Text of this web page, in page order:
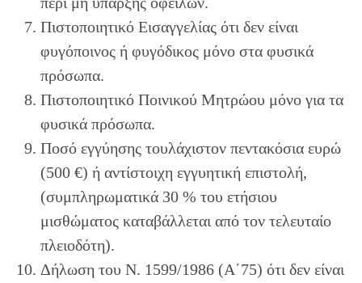
Πιστοποιητικό Εισαγγελίας ότι δεν είναι
φυγόποινος ή φυγόδικος μόνο στα φυσικά
πρόσωπα.
Πιστοποιητικό Ποινικού Μητρώου μόνο για τα
φυσικά πρόσωπα.
Ποσό εγγύησης τουλάχιστον πεντακόσια ευρώ
(500 €) ή αντίστοιχη εγγυητική επιστολή,
(συμπληρωματικά 30 % του ετήσιου
μισθώματος καταβάλλεται από τον τελευταίο
πλειοδότη).
Δήλωση του Ν. 1599/1986 (Α΄75) ότι δεν είναι